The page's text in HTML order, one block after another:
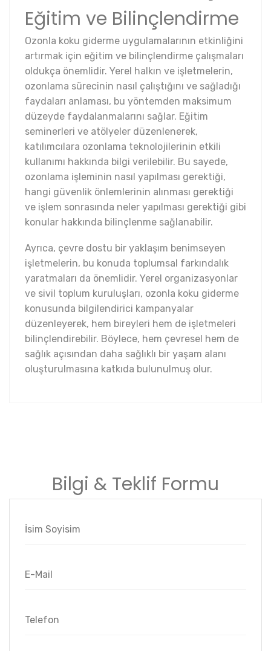
Eğitim ve Bilinçlendirme
Ozonla koku giderme uygulamalarının etkinliğini
artırmak için eğitim ve bilinçlendirme çalışmaları
oldukça önemlidir. Yerel halkın ve işletmelerin,
ozonlama sürecinin nasıl çalıştığını ve sağladığı
faydaları anlaması, bu yöntemden maksimum
düzeyde faydalanmalarını sağlar. Eğitim
seminerleri ve atölyeler düzenlenerek,
katılımcılara ozonlama teknolojilerinin etkili
kullanımı hakkında bilgi verilebilir. Bu sayede,
ozonlama işleminin nasıl yapılması gerektiği,
hangi güvenlik önlemlerinin alınması gerektiği
ve işlem sonrasında neler yapılması gerektiği gibi
konular hakkında bilinçlenme sağlanabilir.
Ayrıca, çevre dostu bir yaklaşım benimseyen
işletmelerin, bu konuda toplumsal farkındalık
yaratmaları da önemlidir. Yerel organizasyonlar
ve sivil toplum kuruluşları, ozonla koku giderme
konusunda bilgilendirici kampanyalar
düzenleyerek, hem bireyleri hem de işletmeleri
bilinçlendirebilir. Böylece, hem çevresel hem de
sağlık açısından daha sağlıklı bir yaşam alanı
oluşturulmasına katkıda bulunulmuş olur.
Bilgi & Teklif Formu